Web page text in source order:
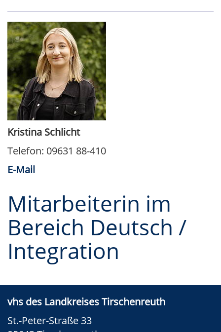
Kristina Schlicht
Telefon: 09631 88-410
E-Mail
Mitarbeiterin im
Bereich Deutsch /
Integration
vhs des Landkreises Tirschenreuth
St.-Peter-Straße 33